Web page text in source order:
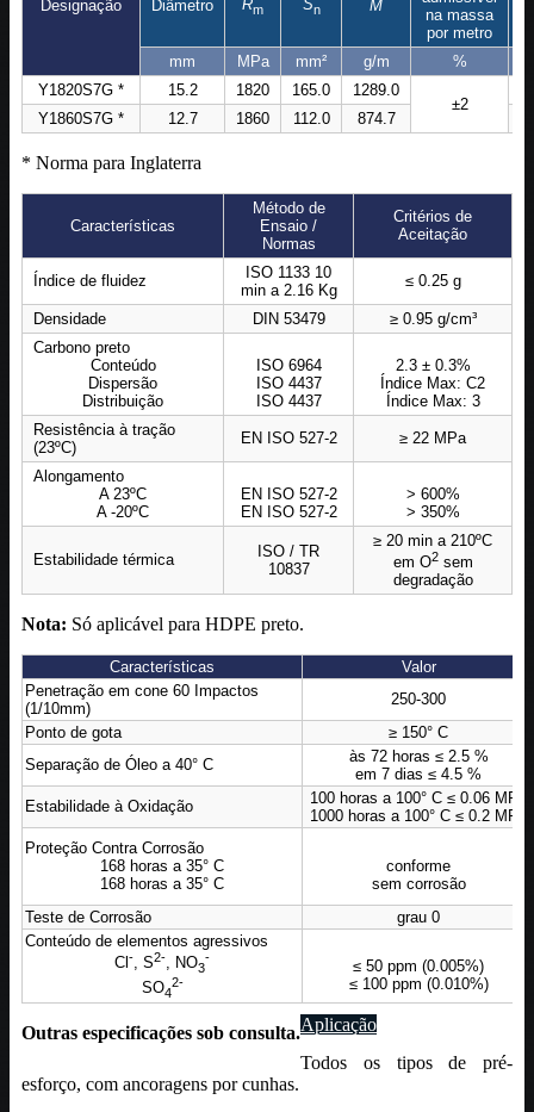
Designação Diâmetro Rm Sn M
na massa
por metro
mm MPa mm² g/m %
Y1820S7G *
15.2 1820 165.0
1289.0
±2
Y1860S7G *
12.7 1860 112.0 874.7
* Norma para Inglaterra
Características
Método de
Ensaio /
Normas
Critérios de
Aceitação
Índice de fluidez
ISO 1133 10
min a 2.16 Kg
≤ 0.25 g
Densidade DIN 53479
≥ 0.95 g/cm³
Carbono preto
Conteúdo
Dispersão
Distribuição
ISO 6964
ISO 4437
ISO 4437
2.3 ± 0.3%
Índice Max: C2
Índice Max: 3
Resistência à tração
(23ºC)
EN ISO 527-2 ≥ 22 MPa
Alongamento
A 23ºC
A -20ºC
EN ISO 527-2
EN ISO 527-2
> 600%
> 350%
Estabilidade térmica
ISO / TR
10837
≥ 20 min a 210ºC
em O2sem
degradação
Nota: Só aplicável para HDPE preto.
Características
Valor
Penetração em cone 60 Impactos
(1/10mm)
250-300
Ponto de gota
≥ 150° C
Separação de Óleo a 40° C
às 72 horas ≤ 2.5 %
em 7 dias ≤ 4.5 %
Estabilidade à Oxidação
100 horas a 100° C ≤ 0.06 MPa
1000 horas a 100° C ≤ 0.2 MPa
Proteção Contra Corrosão
168 horas a 35° C
168 horas a 35° C
conforme
sem corrosão
Teste de Corrosão
grau 0
Conteúdo de elementos agressivos
Cl -, S2-, NO3
-
SO4
2-
≤ 50 ppm (0.005%)
≤ 100 ppm (0.010%)
Outras especificações sob consulta.Aplicação
Todos os tipos de pré-
esforço, com ancoragens por cunhas.